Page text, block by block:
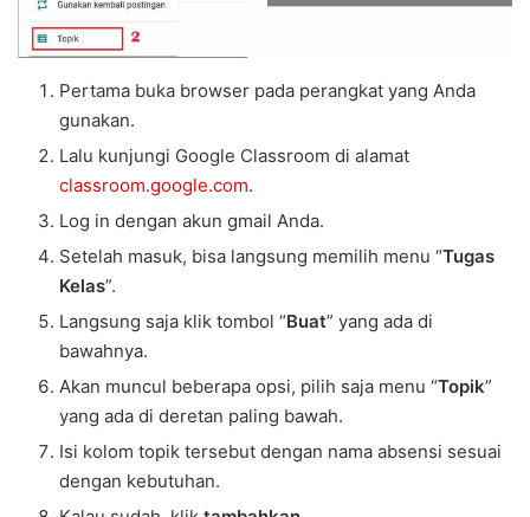
Pertama buka browser pada perangkat yang Anda
gunakan.
Lalu kunjungi Google Classroom di alamat
classroom.google.com.
Log in dengan akun gmail Anda.
Setelah masuk, bisa langsung memilih menu “Tugas
Kelas”.
Langsung saja klik tombol “Buat” yang ada di
bawahnya.
Akan muncul beberapa opsi, pilih saja menu “Topik”
yang ada di deretan paling bawah.
Isi kolom topik tersebut dengan nama absensi sesuai
dengan kebutuhan.